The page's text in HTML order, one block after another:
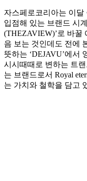
자스페로코리아는 이달
입점해 있는 브랜드 시
(THEZAVIEW)’로 바꿀
음 보는 것인데도 전에
뜻하는 ‘DEJAVU’에서
시시때때로 변하는 트
는 브랜드로서 Royal
는 가치와 철학을 담고